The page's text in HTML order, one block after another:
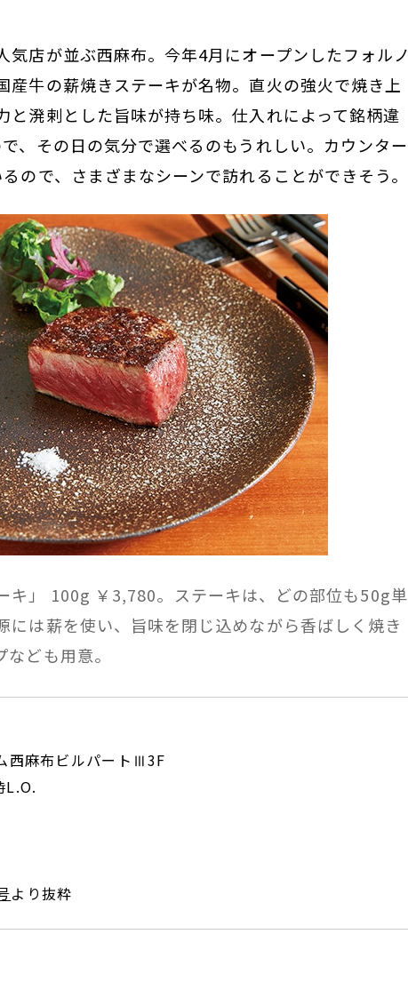
店が並ぶ西麻布。今年4月にオープンしたフォルノ
産牛の薪焼きステーキが名物。直火の強火で焼き上
と溌剌とした旨味が持ち味。仕入れによって銘柄違
、その日の気分で選べるのもうれしい。カウンター
ので、さまざまなシーンで訪れることができそう。
キ」 100g ￥3,780。ステーキは、どの部位も50g単
は薪を使い、旨味を閉じ込めながら香ばしく焼き
ども用意。
西麻布ビルパートⅢ3F
L.O.
より抜粋